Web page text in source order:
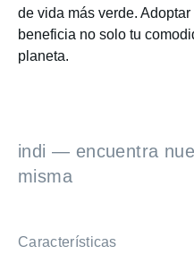
de vida más verde.
beneficia no solo tu
planeta.
indi — encuentra
misma
Características